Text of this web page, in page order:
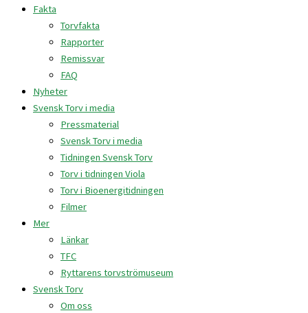
Fakta
Torvfakta
Rapporter
Remissvar
FAQ
Nyheter
Svensk Torv i media
Pressmaterial
Svensk Torv i media
Tidningen Svensk Torv
Torv i tidningen Viola
Torv i Bioenergitidningen
Filmer
Mer
Länkar
TFC
Ryttarens torvströmuseum
Svensk Torv
Om oss